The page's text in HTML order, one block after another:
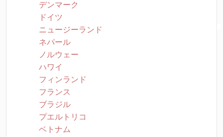
デンマーク
ドイツ
ニュージーランド
ネパール
ノルウェー
ハワイ
フィンランド
フランス
ブラジル
プエルトリコ
ベトナム